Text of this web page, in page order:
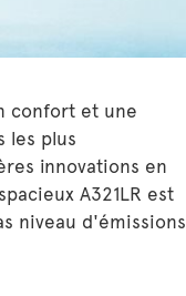
confort et une
les plus
innovations en
A321LR est
niveau d'émissions